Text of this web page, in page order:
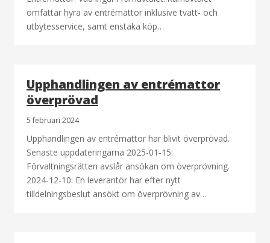
omfattar hyra av entrémattor inklusive tvätt- och
utbytesservice, samt enstaka köp…
Upphandlingen av entrémattor
överprövad
5 februari 2024
Upphandlingen av entrémattor har blivit överprövad.
Senaste uppdateringarna 2025-01-15:
Förvaltningsrätten avslår ansökan om överprövning.
2024-12-10: En leverantör har efter nytt
tilldelningsbeslut ansökt om överprövning av…